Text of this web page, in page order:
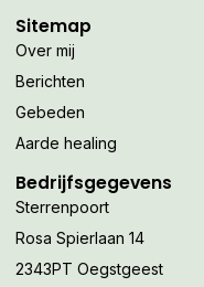
Sitemap
Over mij
Berichten
Gebeden
Aarde healing
Bedrijfsgegevens
Sterrenpoort
Rosa Spierlaan 14
2343PT Oegstgeest